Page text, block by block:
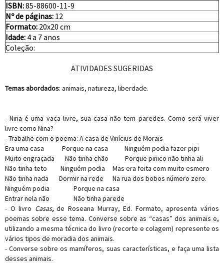
ISBN:85-88600-11-9
Nº de páginas: 12
Formato: 20x20 cm
Idade: 4 a 7 anos
Coleção:
ATIVIDADES SUGERIDAS
Temas abordados: animais, natureza, liberdade.
- Nina é uma vaca livre, sua casa não tem paredes. Como será viver
livre como Nina?
- Trabalhe com o poema: A casa de Vinícius de Morais
Era uma casa Porque na casa Ninguém podia fazer pipi
Muito engraçada Não tinha chão Porque pinico não tinha ali
Não tinha teto Ninguém podia Mas era feita com muito esmero
Não tinha nada Dormir na rede Na rua dos bobos número zero.
Ninguém podia Porque na casa
Entrar nela não Não tinha parede
- O livro Casas,de Roseana Murray, Ed. Formato, apresenta vários
poemas sobre esse tema. Converse sobre as “casas” dos animais e,
utilizando a mesma técnica do livro (recorte e colagem) represente os
vários tipos de moradia dos animais.
- Converse sobre os mamíferos, suas características, e faça uma lista
desses animais.